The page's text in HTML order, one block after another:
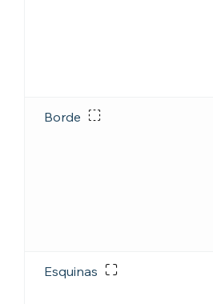
Borde
Esquinas